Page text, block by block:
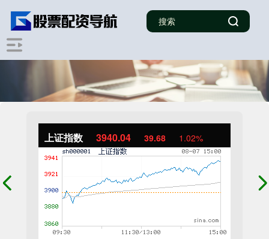
上证指数 3940.04 39.68 1.02%